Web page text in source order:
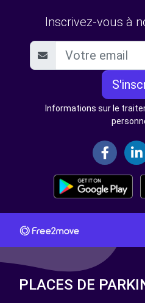
Inscrivez-vous à
Informations sur le
PLACES DE